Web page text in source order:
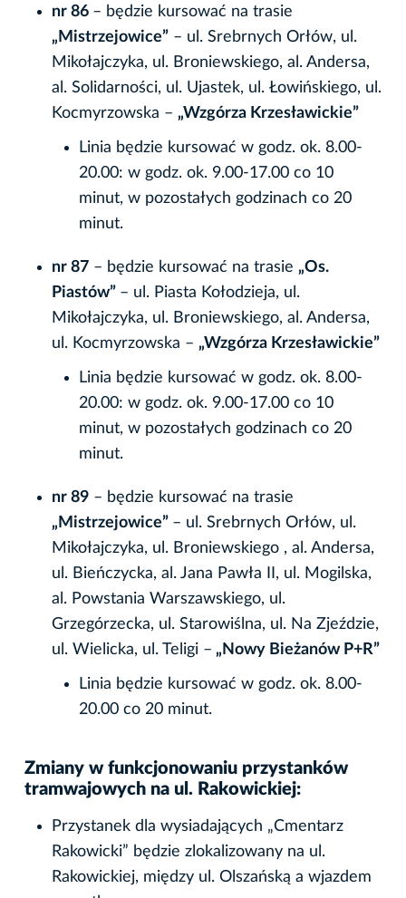
nr 86 – będzie kursować na trasie
„Mistrzejowice” – ul. Srebrnych Orłów, ul.
Mikołajczyka, ul. Broniewskiego, al. Andersa,
al. Solidarności, ul. Ujastek, ul. Łowińskiego, ul.
Kocmyrzowska – „Wzgórza Krzesławickie”
Linia będzie kursować w godz. ok. 8.00-
20.00: w godz. ok. 9.00-17.00 co 10
minut, w pozostałych godzinach co 20
minut.
nr 87 – będzie kursować na trasie „Os.
Piastów” – ul. Piasta Kołodzieja, ul.
Mikołajczyka, ul. Broniewskiego, al. Andersa,
ul. Kocmyrzowska – „Wzgórza Krzesławickie”
Linia będzie kursować w godz. ok. 8.00-
20.00: w godz. ok. 9.00-17.00 co 10
minut, w pozostałych godzinach co 20
minut.
nr 89 – będzie kursować na trasie
„Mistrzejowice” – ul. Srebrnych Orłów, ul.
Mikołajczyka, ul. Broniewskiego , al. Andersa,
ul. Bieńczycka, al. Jana Pawła II, ul. Mogilska,
al. Powstania Warszawskiego, ul.
Grzegórzecka, ul. Starowiślna, ul. Na Zjeździe,
ul. Wielicka, ul. Teligi – „Nowy Bieżanów P+R”
Linia będzie kursować w godz. ok. 8.00-
20.00 co 20 minut.
Zmiany w funkcjonowaniu przystanków
tramwajowych na ul. Rakowickiej:
Przystanek dla wysiadających „Cmentarz
Rakowicki” będzie zlokalizowany na ul.
Rakowickiej, między ul. Olszańską a wjazdem